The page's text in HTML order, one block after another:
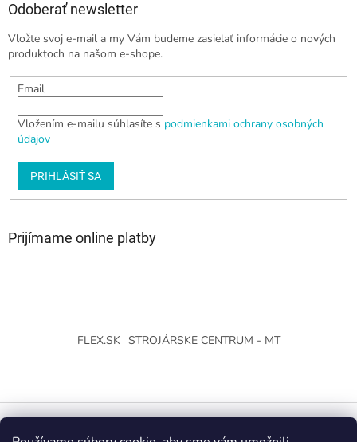
Odoberať newsletter
Vložte svoj e-mail a my Vám budeme zasielať informácie o nových
produktoch na našom e-shope.
Email
Vložením e-mailu súhlasíte s podmienkami ochrany osobných
údajov
PRIHLÁSIŤ SA
Prijímame online platby
FLEX.SK STROJÁRSKE CENTRUM - MT